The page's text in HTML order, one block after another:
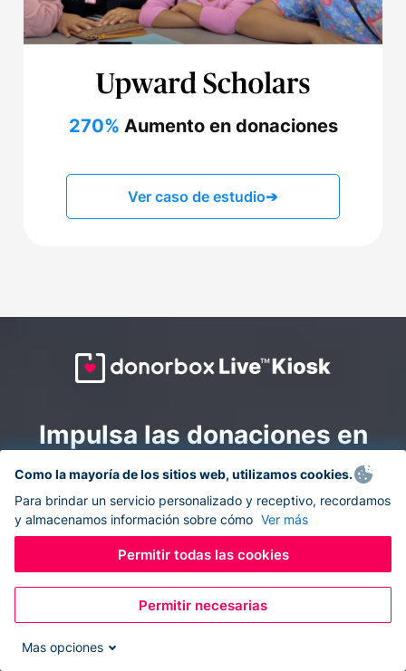
270% Aumento en donaciones
Ver caso de estudio➔
Impulsa las donaciones en
todas partes: combina la
recaudación de fondos en
línea y en el sitio con
Donorbox Live Kiosk.
Convierte tu tableta en un quiosco de donaciones y
recolecta donaciones sin efectivo durante eventos, en
Como la mayoría de los sitios web, utilizamos cookies.
Para brindar un servicio personalizado y receptivo, recordamos
y almacenamos información sobre cómo Ver más
Permitir todas las cookies
Permitir necesarias
Mas opciones